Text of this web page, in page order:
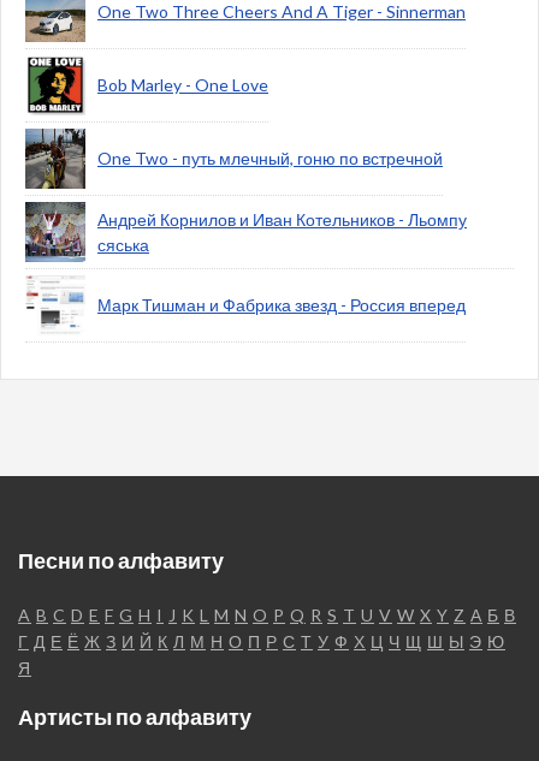
One Two Three Cheers And A Tiger - Sinnerman
Bob Marley - One Love
One Two - путь млечный, гоню по встречной
Андрей Корнилов и Иван Котельников - Льомпу
сяська
Марк Тишман и Фабрика звезд - Россия вперед
Песни по алфавиту
A B C D E F G H I J K L M N O P Q R S T U V W X Y Z А Б В
Г Д Е Ё Ж З И Й К Л М Н О П Р С Т У Ф Х Ц Ч Щ Ш Ы Э Ю
Я
Артисты по алфавиту